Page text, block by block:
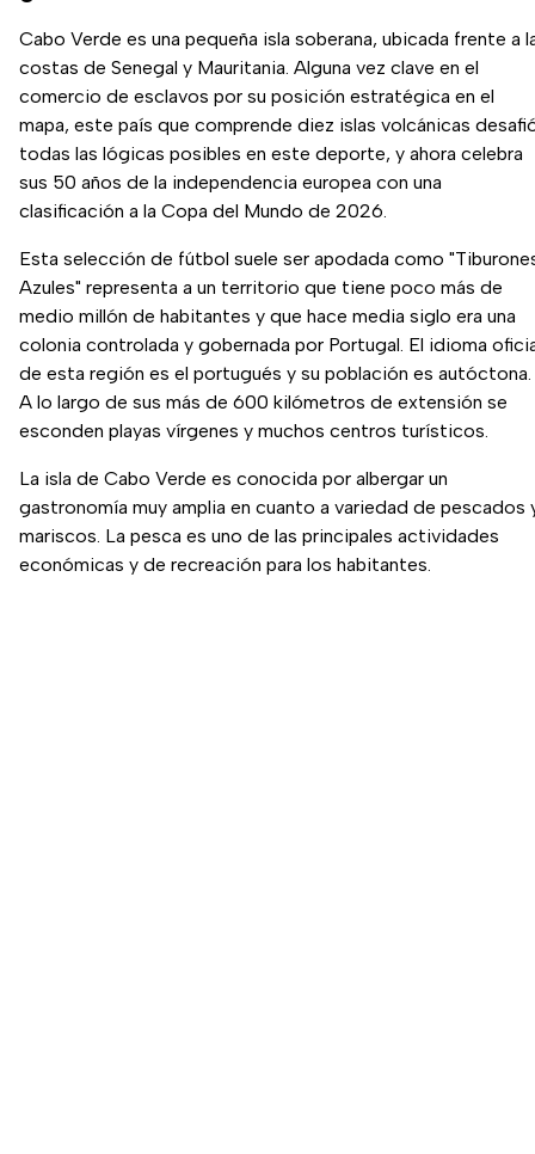
Cabo Verde es una pequeña isla soberana, ubicada frente a
costas de Senegal y Mauritania. Alguna vez clave en el
comercio de esclavos por su posición estratégica en el
mapa, este país que comprende diez islas volcánicas
todas las lógicas posibles en este deporte, y ahora celebra
sus 50 años de la independencia europea con una
clasificación a la Copa del Mundo de 2026.
Esta selección de fútbol suele ser apodada como
Azules" representa a un territorio que tiene poco más de
medio millón de habitantes y que hace media siglo era una
colonia controlada y gobernada por Portugal. El idioma
de esta región es el portugués y su población es autóctona.
A lo largo de sus más de 600 kilómetros de extensión se
esconden playas vírgenes y muchos centros turísticos.
La isla de Cabo Verde es conocida por albergar un
gastronomía muy amplia en cuanto a variedad de pescados
mariscos. La pesca es uno de las principales actividades
económicas y de recreación para los habitantes.